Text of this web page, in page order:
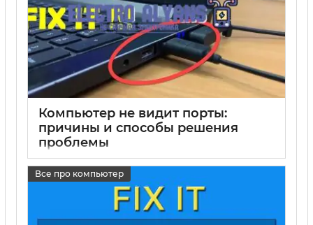
Компьютер не видит порты:
причины и способы решения
проблемы
Все про компьютер